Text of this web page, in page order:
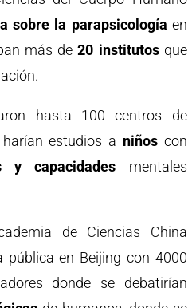
sobre la parapsicología en
más de20 institutosque
hasta 100 centros de
estudios a niños con
y capacidades mentales
de Ciencias China
pública en Beijing con 4000
donde se debatirían